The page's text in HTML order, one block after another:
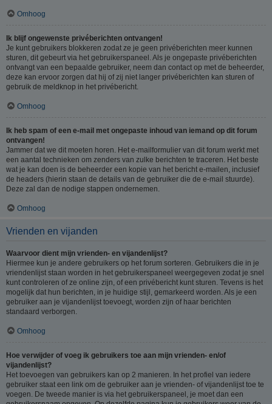
Omhoog
Ik blijf ongewenste privéberichten ontvangen!
Je kunt gebruikers blokkeren zodat ze je geen privéberichten meer kunnen
sturen, dit gebeurt via het gebruikerspaneel. Als je ongepaste privéberichten
ontvangt van een bepaalde gebruiker, neem dan contact op met de beheerder,
deze kan ervoor zorgen dat hij of zij niet langer privéberichten kan sturen of
gebruik de meldknop in het privébericht.
Omhoog
Ik heb spam of een e-mail met ongepaste inhoud van iemand op dit forum
ontvangen!
Jammer dat we dit moeten horen. Het e-mailformulier van dit forum werkt met
een aantal technieken om zenders van zulke berichten te traceren. Het beste
wat je kan doen is de beheerder een kopie van het bericht e-mailen, inclusief
de headers (hierin staan de details van de gebruiker die de e-mail stuurde).
Deze zal dan de nodige stappen ondernemen.
Omhoog
Vrienden en vijanden
Waarvoor dient mijn vrienden- en vijandenlijst?
Hiermee kun je andere gebruikers op het forum sorteren. Gebruikers die in je
vriendenlijst staan worden in het gebruikerspaneel weergegeven zodat je snel
kunt controleren of ze online zijn, of een privébericht kunt sturen. Tevens is het
mogelijk dat hun berichten, in je huidige stijl, gemarkeerd worden. Als je een
gebruiker aan je vijandenlijst toevoegt, worden zijn of haar berichten
standaard verborgen.
Omhoog
Hoe verwijder of voeg ik gebruikers toe aan mijn vrienden- en/of
vijandenlijst?
Het toevoegen van gebruikers kan op 2 manieren. In het profiel van iedere
gebruiker staat een link om de gebruiker aan je vrienden- of vijandenlijst toe te
voegen. De tweede manier is via het gebruikerspaneel, je moet dan een